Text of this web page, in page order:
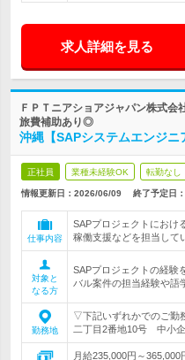
求人詳細を見る
ＦＰＴニアショアジャパン株式
旅費補助あり◎
沖縄【SAPシステムエンジ
正社員 業種未経験OK 転勤なし
情報更新日：2026/06/09 終了予定日：
仕事内容
SAPプロジェクトにおけ
稼働支援などを担当して
対象と
なる方
SAPプロジェクトの経験
バル案件の担当経験や語
勤務地
▽下記いずれかでのご勤
二丁目2番地10号 中小
月給235,000円～